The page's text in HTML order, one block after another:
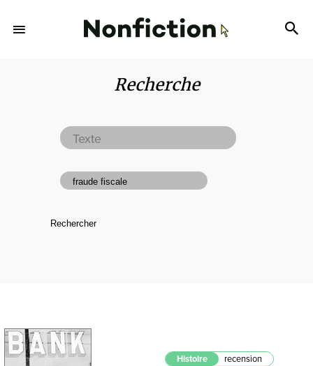
Recherche
Histoire recension